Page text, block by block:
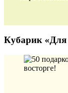
Кубарик